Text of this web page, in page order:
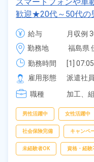
歓迎★20代～50代の
士の応募OK！寮費
完備！日払い制度あ
伊達市》
給与
月収例
時給
勤務地
福島県
勤務時間
[1]
[2] 18:50
[3] 08:20
雇用形態
派遣社員
職種
加工、
洗浄
男性活躍中 女性活躍中
社会保険完備 キャンペ
未経験者OK 資格・経験